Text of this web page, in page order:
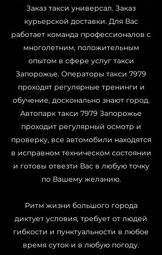
Заказ такси универсал. Заказ
курьерской доставки. Для Вас
работает команда профессионалов с
многолетним, положительным
опытом в сфере услуг такси
Запорожье. Операторы такси 7979
проходят регулярные тренинги и
обучение, досконально знают город.
Автопарк такси 7979 Запорожье
проходит регулярный осмотр и
проверку, все автомобили находятся
в исправном техническом состоянии
и готовы отвезти Вас в любую точку
по Вашему желанию.
Ритм жизни большого города
диктует условия, требует от людей
гибкости и пунктуальности в любое
время суток и в любую погоду.